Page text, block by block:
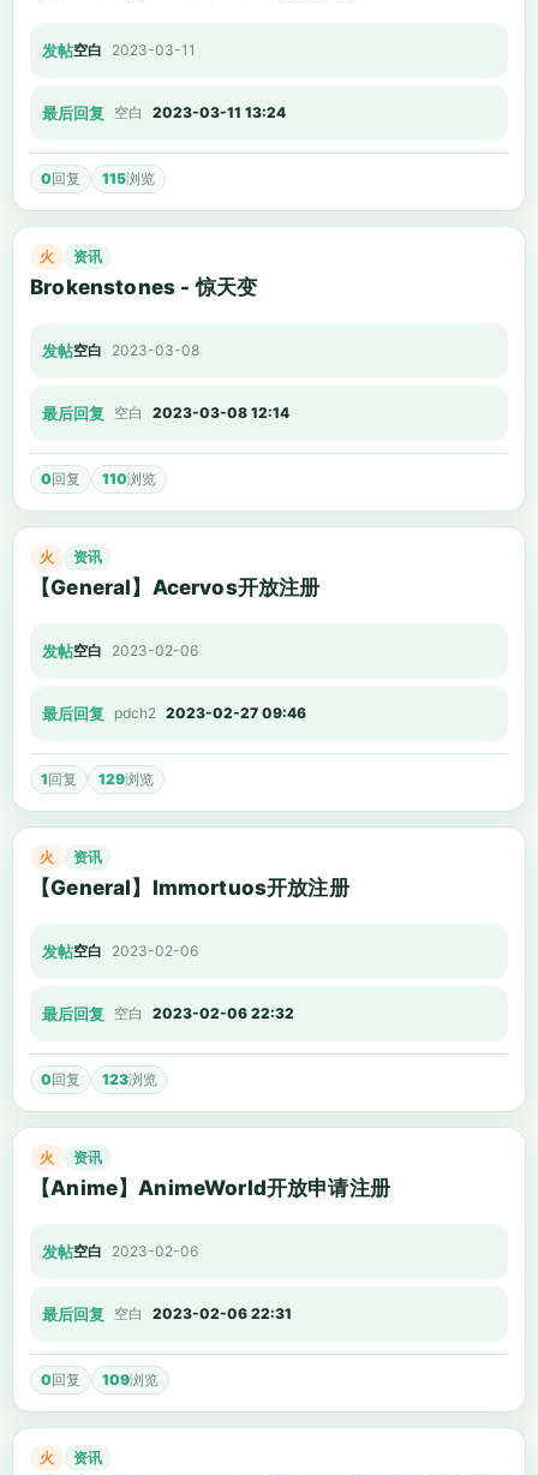
发帖空白 2023-03-11
最后回复 空白 2023-03-11 13:24
0回复 115浏览
火 资讯
Brokenstones - 惊天变
发帖空白 2023-03-08
最后回复 空白 2023-03-08 12:14
0回复 110浏览
火 资讯
【General】Acervos开放注册
发帖空白 2023-02-06
最后回复 pdch2 2023-02-27 09:46
1回复 129浏览
火 资讯
【General】Immortuos开放注册
发帖空白 2023-02-06
最后回复 空白 2023-02-06 22:32
0回复 123浏览
火 资讯
【Anime】AnimeWorld开放申请注册
发帖空白 2023-02-06
最后回复 空白 2023-02-06 22:31
0回复 109浏览
火 资讯